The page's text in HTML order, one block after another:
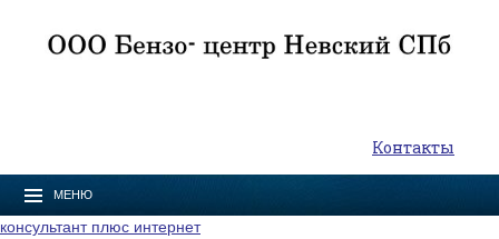
Контакты
МЕНЮ
консультант плюс интернет